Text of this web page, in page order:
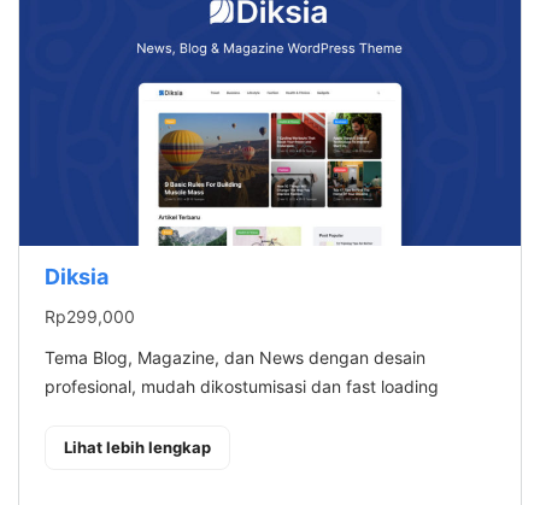
Diksia
Rp299,000
Tema Blog, Magazine, dan News dengan desain
profesional, mudah dikostumisasi dan fast loading
Lihat lebih lengkap: Diksia